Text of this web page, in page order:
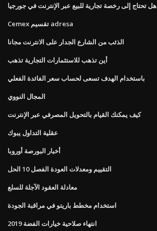
هل تحتاج إلى رخصة تجارية للبيع عبر الإنترنت في جورجيا
Cemex تقسيم adresa
الذئب من الشارع الجدار على الانترنت مجانا
أين تذهب للاستثمارات التجارية تذهب
باستخدام الهدف تسعى لحساب سعر الفائدة الفعلي
المجال النووي
كيف يمكنك القيام بالتحويل المصرفي عبر الإنترنت
عقلية التداول يبوك
أخبار البورصة أوروبا
التقييم ومعدلات العودة الفصل 10 الحل
معادلة العقود الآجلة للسلع
استخدام مخطط باريتو في مراقبة الجودة
انتهاء صلاحية خيارات الفضة 2019